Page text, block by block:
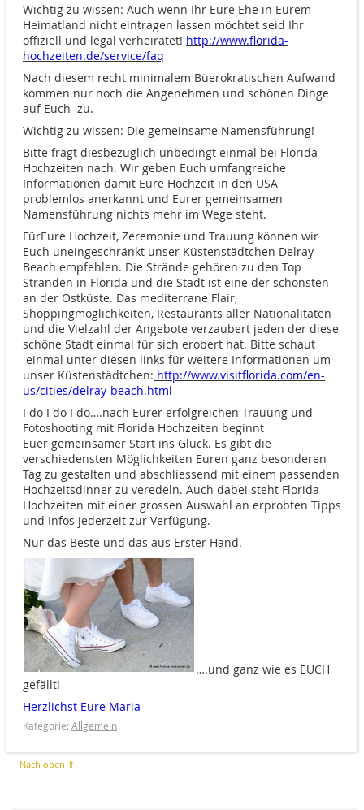
Wichtig zu wissen: Auch wenn Ihr Eure Ehe in Eurem
Heimatland nicht eintragen lassen möchtet seid Ihr
offiziell und legal verheiratet! http://www.florida-
hochzeiten.de/service/faq
Nach diesem recht minimalem Büerokratischen Aufwand
kommen nur noch die Angenehmen und schönen Dinge
auf Euch zu.
Wichtig zu wissen: Die gemeinsame Namensführung!
Bitte fragt diesbezüglich unbedingt einmal bei Florida
Hochzeiten nach. Wir geben Euch umfangreiche
Informationen damit Eure Hochzeit in den USA
problemlos anerkannt und Eurer gemeinsamen
Namensführung nichts mehr im Wege steht.
FürEure Hochzeit, Zeremonie und Trauung können wir
Euch uneingeschränkt unser Küstenstädtchen Delray
Beach empfehlen. Die Strände gehören zu den Top
Stränden in Florida und die Stadt ist eine der schönsten
an der Ostküste. Das mediterrane Flair,
Shoppingmöglichkeiten, Restaurants aller Nationalitäten
und die Vielzahl der Angebote verzaubert jeden der diese
schöne Stadt einmal für sich erobert hat. Bitte schaut
einmal unter diesen links für weitere Informationen um
unser Küstenstädtchen: http://www.visitflorida.com/en-
us/cities/delray-beach.html
I do I do I do….nach Eurer erfolgreichen Trauung und
Fotoshooting mit Florida Hochzeiten beginnt
Euer gemeinsamer Start ins Glück. Es gibt die
verschiedensten Möglichkeiten Euren ganz besonderen
Tag zu gestalten und abschliessend mit einem passenden
Hochzeitsdinner zu veredeln. Auch dabei steht Florida
Hochzeiten mit einer grossen Auswahl an erprobten Tipps
und Infos jederzeit zur Verfügung.
Nur das Beste und das aus Erster Hand.
….und ganz wie es EUCH
gefällt!
Herzlichst Eure Maria
Kategorie: Allgemein
Nach oben ⇑